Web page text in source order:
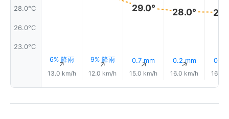
28.0°C
26.0°C
23.0°C
6% 降雨
↑
13.0 km/h
9% 降雨
↑
12.0 km/h
29.0°
0.7 mm
↑
15.0 km/h
28.0°
0.2 mm
↑
16.0 km/h
0.2
16.0